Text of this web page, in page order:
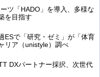
ツ「HADO」を導入、多様な
を目指す
で「研究・ゼミ」が「体育
リア（unistyle）調べ
DXパートナー採択、次世代